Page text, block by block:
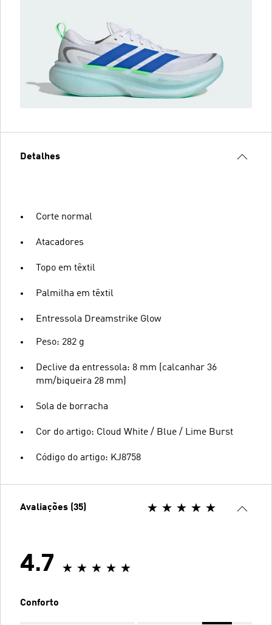
Detalhes
Corte normal
Atacadores
Topo em têxtil
Palmilha em têxtil
Entressola Dreamstrike Glow
Peso: 282 g
Declive da entressola: 8 mm (calcanhar 36
mm/biqueira 28 mm)
Sola de borracha
Cor do artigo: Cloud White / Blue / Lime Burst
Código do artigo: KJ8758
Avaliações (35)
4.7
Conforto